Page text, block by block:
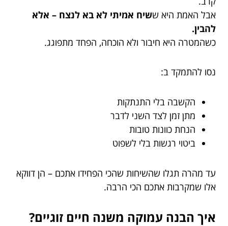
אבל האמת היא ששיח אמיתי לא בא לנצח – אלא
להבין.
כשהמטרה היא חיבור ולא הוכחה, הפחד מתפוגג.
נסו להתמקד ב:
הקשבה בלי התנתקות
מתן זמן לצד השני לדבר
הנחת כוונות טובות
ביטוי רגשות בלי לשפוט
עד מהרה תגלו שהשיחות שהכי הפחידו אתכם – הן דווקא
אלו שמקרבות אתכם הכי הרבה.
איך הבנה עמוקה משנה חיים זוגיים?